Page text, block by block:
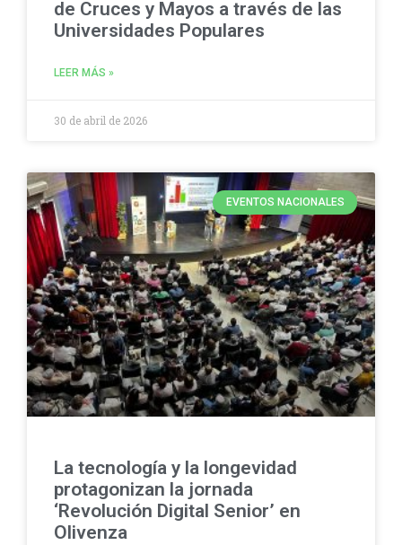
de Cruces y Mayos a través de las
Universidades Populares
LEER MÁS »
30 de abril de 2026
EVENTOS NACIONALES
La tecnología y la longevidad
protagonizan la jornada
‘Revolución Digital Senior’ en
Olivenza